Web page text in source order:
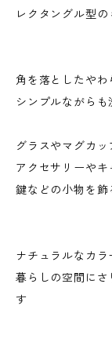
レクタングル型の
角を落としたやわ
シンプルながら
グラスやマグカッ
アクセサリーやキ
鍵などの小物を
ナチュラルなカラ
暮らしの空間に
す